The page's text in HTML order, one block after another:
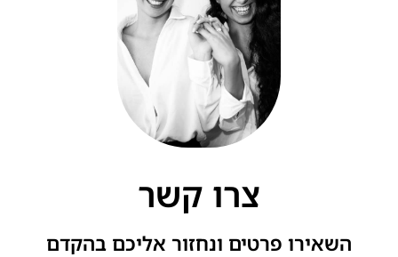
צרו קשר
השאירו פרטים ונחזור אליכם בהקדם